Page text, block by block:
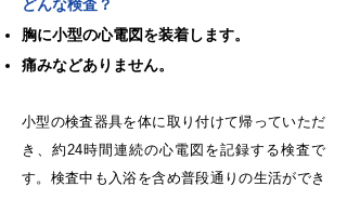
どんな検査？
胸に小型の心電図を装着します。
痛みなどありません。
小型の検査器具を体に取り付けて帰っていただ
き、約24時間連続の心電図を記録する検査で
す。検査中も入浴を含め普段通りの生活ができ